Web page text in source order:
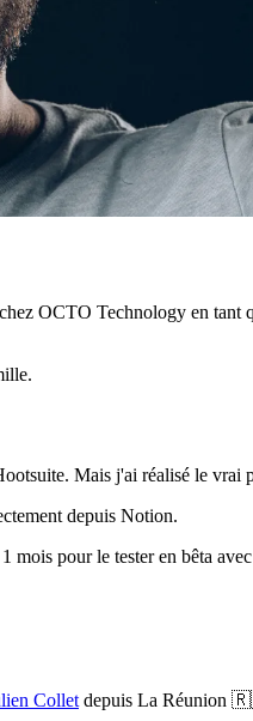
OCTO Technology en
Mais j'ai réalisé le
depuis Notion.
pour le tester en bêta
Collet depuis La Réunion